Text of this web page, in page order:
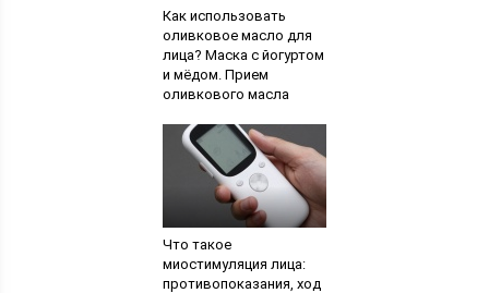
Как использовать
оливковое масло для
лица? Маска с йогуртом
и мёдом. Прием
оливкового масла
Что такое
миостимуляция лица:
противопоказания, ход